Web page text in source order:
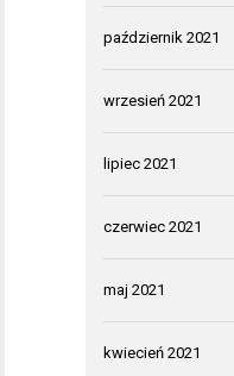
październik 2021
wrzesień 2021
lipiec 2021
czerwiec 2021
maj 2021
kwiecień 2021